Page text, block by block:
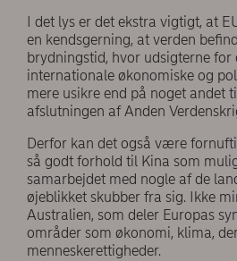
I det lys er det ekstra vigtigt, at
en kendsgerning, at verden
brydningstid, hvor udsigterne
internationale økonomiske og
mere usikre end på noget andet
afslutningen af Anden
Derfor kan det også være
så godt forhold til Kina som
samarbejdet med nogle af de
øjeblikket skubber fra sig. Ikke
Australien, som deler Europas
områder som økonomi, klima,
menneskerettigheder.